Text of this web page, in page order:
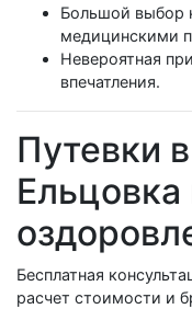
Большой выбор
медицинскими
Невероятная
впечатления.
Путевки
Ельцовка
Бесплатная
расчет стоимости и